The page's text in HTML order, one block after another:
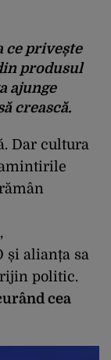
ce privește
produsul
ajunge
crească.
Dar cultura
amintirile
și alianța sa
politic.
cea